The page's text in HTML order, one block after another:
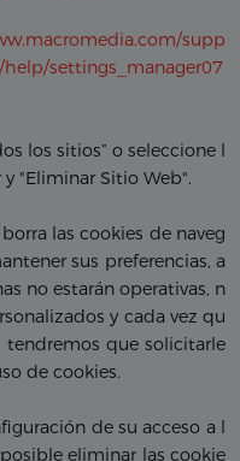
supp
settings_manager07
los sitios” o seleccione l
"Eliminar Sitio Web".
las cookies de naveg
sus preferencias, a
no estarán operativas, n
y cada vez qu
tendremos que solicitarle
de cookies.
de su acceso a l
eliminar las cookie